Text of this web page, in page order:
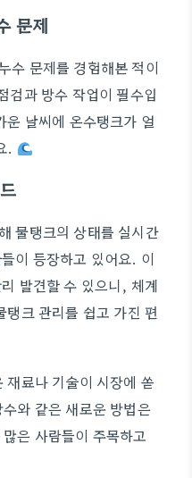
문제
수 문제를 경험해본 적이
검과 방수 작업이 필수입
날씨에 온수탱크가 얼
.
물탱크의 상태를 실시간
이 등장하고 있어요. 이
발견할 수 있으니, 체계
크 관리를 쉽고 가진 편
료나 기술이 시장에 쏟
와 같은 새로운 방법은
은 사람들이 주목하고